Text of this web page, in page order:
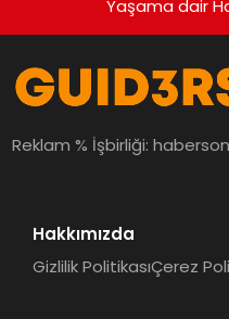
Yaşama dair
Reklam % İşbirliği:
Hakkımızda
Gizlilik PolitikasıÇerez